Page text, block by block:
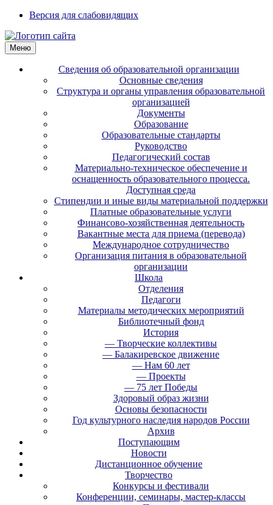
Версия для слабовидящих
Меню
Сведения об образовательной организации
Основные сведения
Структура и органы управления образовательной
организацией
Документы
Образование
Образовательные стандарты
Руководство
Педагогический состав
Материально-техническое обеспечение и
оснащенность образовательного процесса.
Доступная среда
Стипендии и иные виды материальной поддержки
Платные образовательные услуги
Финансово-хозяйственная деятельность
Вакантные места для приема (перевода)
Международное сотрудничество
Организация питания в образовательной
организации
Школа
Отделения
Педагоги
Материалы методических мероприятий
Библиотечный фонд
История
— Творческие коллективы
— Балакиревское движение
— Нам 60 лет
— Проекты
— 75 лет Победы
Здоровый образ жизни
Основы безопасности
Год культурного наследия народов России
Архив
Поступающим
Новости
Дистанционное обучение
Творчество
Конкурсы и фестивали
Конференции, семинары, мастер-классы